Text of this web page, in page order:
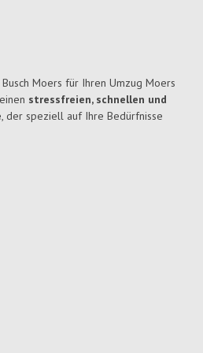
Moers für Ihren Umzug Moers
stressfreien, schnellen und
, der speziell auf Ihre Bedürfnisse